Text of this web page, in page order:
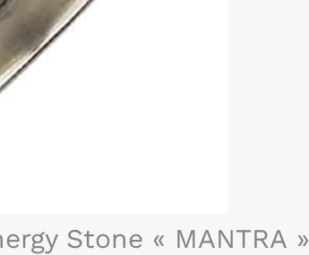
Stone « MANTRA »